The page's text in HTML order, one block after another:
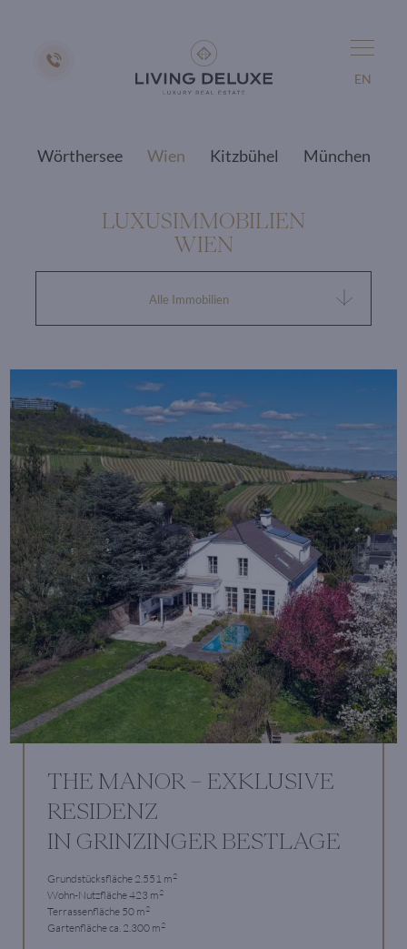
EN
Wörthersee Wien Kitzbühel München
LUXUSIMMOBILIEN
WIEN
Alle Immobilien
THE MANOR – EXKLUSIVE
RESIDENZ
IN GRINZINGER BESTLAGE
Grundstücksfläche 2.551 m2
Wohn-Nutzfläche 423 m2
Terrassenfläche 50 m2
Gartenfläche ca. 2.300 m2